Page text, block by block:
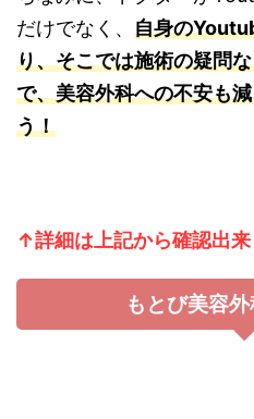
だけでなく、 自身の
り、そこでは施術の疑問
で、美容外科への不安も
う！
↑詳細は上記から確認出
もとび美容